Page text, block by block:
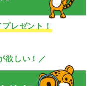
レゼント！
欲しい！／